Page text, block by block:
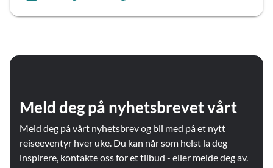
Meld deg på nyhetsbrevet vårt
Meld deg på vårt nyhetsbrev og bli med på et nytt
reiseeventyr hver uke. Du kan når som helst la deg
inspirere, kontakte oss for et tilbud - eller melde deg av.